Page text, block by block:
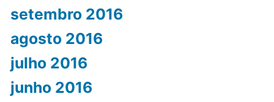
setembro 2016
agosto 2016
julho 2016
junho 2016